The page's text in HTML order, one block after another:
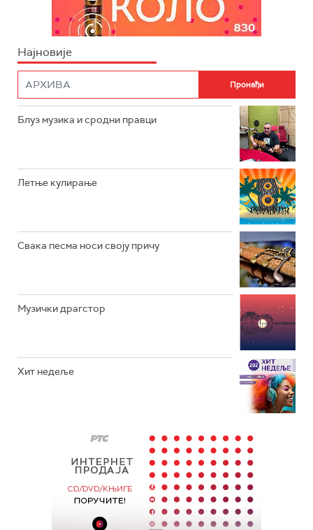
Најновије
Блуз музика и сродни правци
Летње кулирање
Свака песма носи своју причу
Музички драгстор
Хит недеље